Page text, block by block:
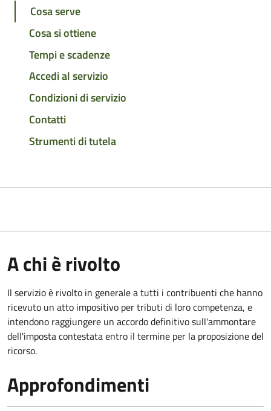
Cosa serve
Cosa si ottiene
Tempi e scadenze
Accedi al servizio
Condizioni di servizio
Contatti
Strumenti di tutela
A chi è rivolto
Il servizioè rivolto in generale a tutti i contribuenti che hanno
ricevuto un atto impositivo per tributi di loro competenza, e
intendono raggiungere un accordo definitivo sull'ammontare
dell'imposta contestata entro il termine per la proposizione del
ricorso.
Approfondimenti